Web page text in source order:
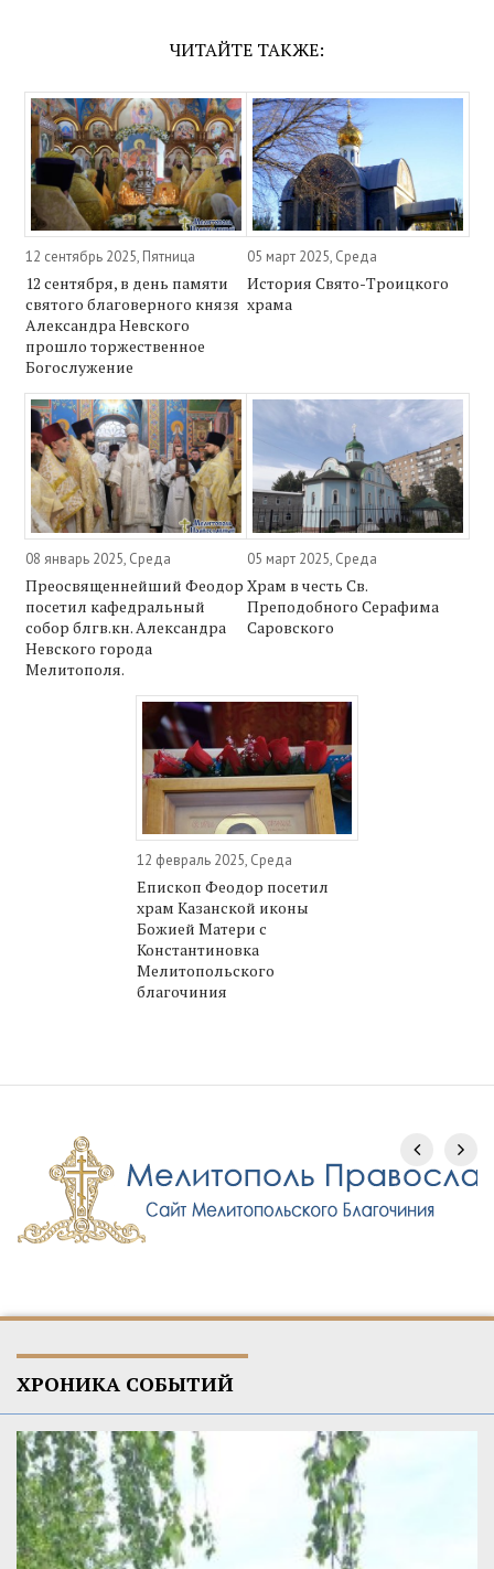
ЧИТАЙТЕ ТАКЖЕ:
12 сентябрь 2025, Пятница
12 сентября, в день памяти
святого благоверного князя
Александра Невского
прошло торжественное
Богослужение
05 март 2025, Среда
История Свято-Троицкого
храма
08 январь 2025, Среда
Преосвященнейший Феодор
посетил кафедральный
собор блгв.кн. Александра
Невского города
Мелитополя.
05 март 2025, Среда
Храм в честь Св.
Преподобного Серафима
Саровского
12 февраль 2025, Среда
Епископ Феодор посетил
храм Казанской иконы
Божией Матери с
Константиновка
Мелитопольского
благочиния
ХРОНИКА СОБЫТИЙ